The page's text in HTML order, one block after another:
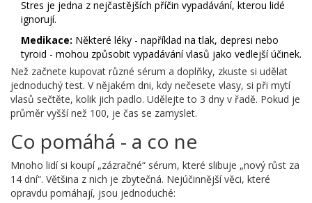
Stres je jedna z nejčastějších příčin vypadávání, kterou lidé
ignorují.
Medikace: Některé léky - například na tlak, depresi nebo
tyroid - mohou způsobit vypadávání vlasů jako vedlejší účinek.
Než začnete kupovat různé sérum a doplňky, zkuste si udělat
jednoduchý test. V nějakém dni, kdy nečesete vlasy, si při mytí
vlasů sečtěte, kolik jich padlo. Udělejte to 3 dny v řadě. Pokud je
průměr vyšší než 100, je čas se zamyslet.
Co pomáhá - a co ne
Mnoho lidí si koupí „zázračné“ sérum, které slibuje „nový růst za
14 dní“. Většina z nich je zbytečná. Nejúčinnější věci, které
opravdu pomáhají, jsou jednoduché: